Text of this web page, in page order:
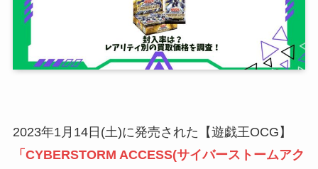
2023年1月14日(土)に発売された【遊戯王OCG】
「CYBERSTORM ACCESS(サイバーストームアク